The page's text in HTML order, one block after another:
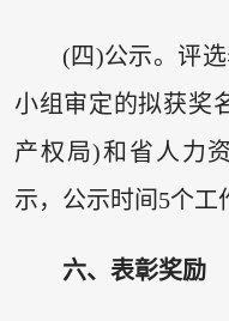
(四)公示。评
小组审定的拟获奖
产权局)和省人力
示，公示时间5个工
六、表彰奖励